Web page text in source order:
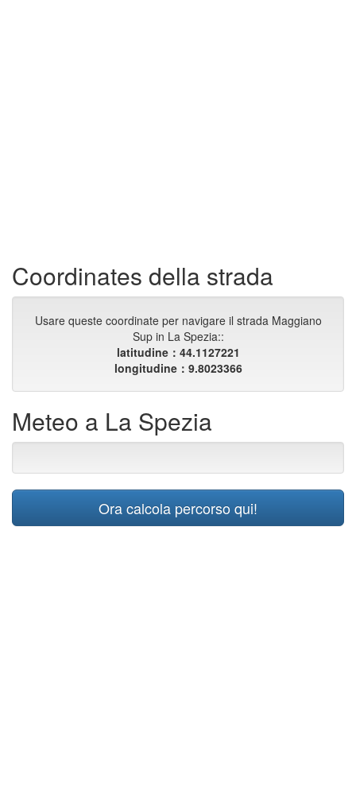
Coordinates della strada
Usare queste coordinate per navigare il strada Maggiano
Sup in La Spezia::
latitudine：44.1127221
longitudine：9.8023366
Meteo a La Spezia
Ora calcola percorso qui!